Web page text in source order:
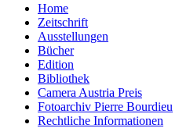
Home
Zeitschrift
Ausstellungen
Bücher
Edition
Bibliothek
Camera Austria Preis
Fotoarchiv Pierre Bourdieu
Rechtliche Informationen